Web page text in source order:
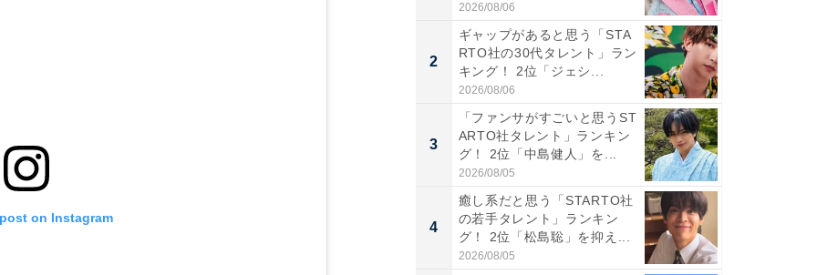
on Instagram
2026/08/06
2
ギャップがあると思う「STA
RTO社の30代タレント」ラン
キング！ 2位「ジェシ...
2026/08/06
3
「ファンサがすごいと思うST
ARTO社タレント」ランキン
グ！ 2位「中島健人」を...
2026/08/05
4
癒し系だと思う「STARTO社
の若手タレント」ランキン
グ！ 2位「松島聡」を抑え...
2026/08/05